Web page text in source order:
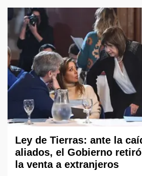
Ley de Tierras: ante la
aliados, el Gobierno
la venta a extranjeros